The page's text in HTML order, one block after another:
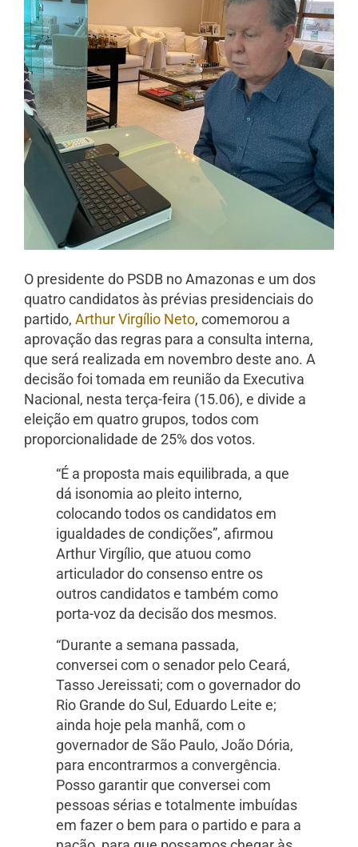
O presidente do PSDB no Amazonas e um dos
quatro candidatos às prévias presidenciais do
partido, Arthur Virgílio Neto, comemorou a
aprovação das regras para a consulta interna,
que será realizada em novembro deste ano. A
decisão foi tomada em reunião da Executiva
Nacional, nesta terça-feira (15.06), e divide a
eleição em quatro grupos, todos com
proporcionalidade de 25% dos votos.
“É a proposta mais equilibrada, a que
dá isonomia ao pleito interno,
colocando todos os candidatos em
igualdades de condições”, afirmou
Arthur Virgílio, que atuou como
articulador do consenso entre os
outros candidatos e também como
porta-voz da decisão dos mesmos.
“Durante a semana passada,
conversei com o senador pelo Ceará,
Tasso Jereissati; com o governador do
Rio Grande do Sul, Eduardo Leite e;
ainda hoje pela manhã, com o
governador de São Paulo, João Dória,
para encontrarmos a convergência.
Posso garantir que conversei com
pessoas sérias e totalmente imbuídas
em fazer o bem para o partido e para a